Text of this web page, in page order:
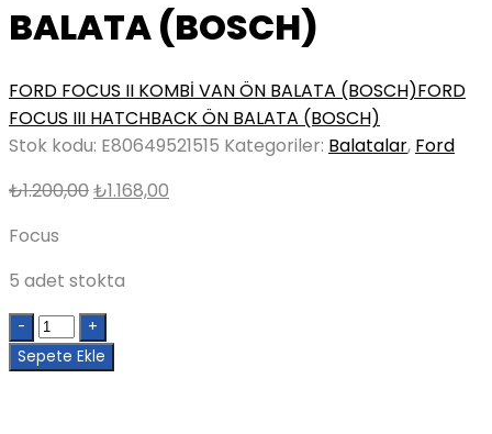
BALATA (BOSCH)
FORD FOCUS II KOMBİ VAN ÖN BALATA (BOSCH)FORD
FOCUS III HATCHBACK ÖN BALATA (BOSCH)
Stok kodu: E80649521515 Kategoriler: Balatalar, Ford
₺1.200,00Orijinal
₺1.168,00
Focus
5 adet stokta
Quantity
Sepete Ekle